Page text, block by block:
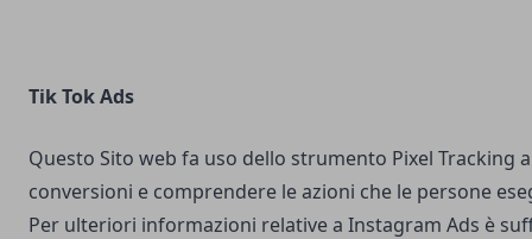
Tik Tok Ads
Questo Sito web fa uso dello strumento Pixel Tracking
conversioni e comprendere le azioni che le persone
Per ulteriori informazioni relative a Instagram Ads è